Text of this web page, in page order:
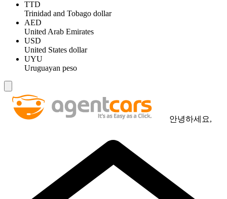
TTD
Trinidad and Tobago dollar
AED
United Arab Emirates
USD
United States dollar
UYU
Uruguayan peso
안녕하세요,